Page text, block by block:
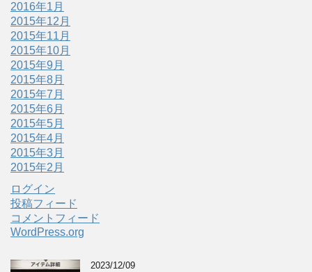
2016年1月
2015年12月
2015年11月
2015年10月
2015年9月
2015年8月
2015年7月
2015年6月
2015年5月
2015年4月
2015年3月
2015年2月
ログイン
投稿フィード
コメントフィード
WordPress.org
2023/12/09